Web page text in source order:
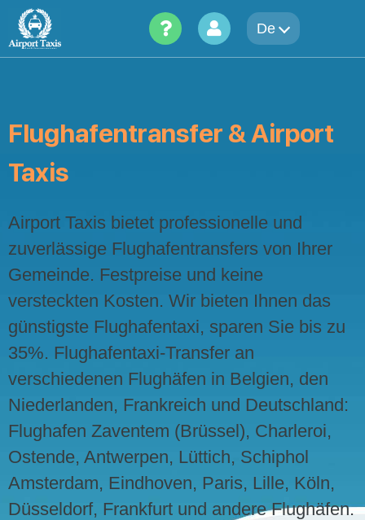
content
De
Flughafentransfer & Airport
Taxis
Airport Taxis bietet professionelle und
zuverlässige Flughafentransfers von Ihrer
Gemeinde. Festpreise und keine
versteckten Kosten. Wir bieten Ihnen das
günstigste Flughafentaxi, sparen Sie bis zu
35%. Flughafentaxi-Transfer an
verschiedenen Flughäfen in Belgien, den
Niederlanden, Frankreich und Deutschland:
Flughafen Zaventem (Brüssel), Charleroi,
Ostende, Antwerpen, Lüttich, Schiphol
Amsterdam, Eindhoven, Paris, Lille, Köln,
Düsseldorf, Frankfurt und andere Flughäfen.